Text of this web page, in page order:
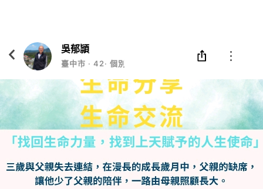
吳郁頴
臺中市 ‧ 42‧ 個別談話、OH卡諮詢、繪製三代家庭圖